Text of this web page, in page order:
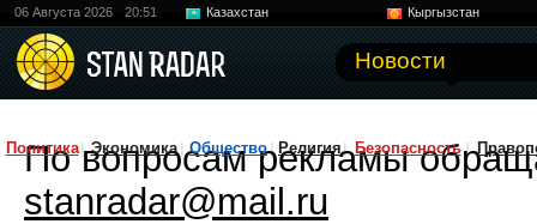
06 Августа 2026 20:51 Казахстан
Кыргызстан
Новости
Политика Экономика Общество Религия Безопасность
По вопросам рекламы
stanradar@mail.ru